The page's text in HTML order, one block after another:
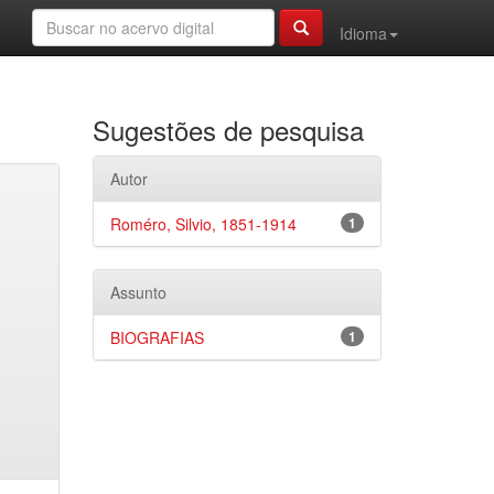
Idioma
Sugestões de pesquisa
Autor
1
Roméro, Silvio, 1851-1914
Assunto
1
BIOGRAFIAS